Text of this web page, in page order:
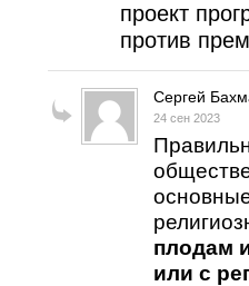
проект
против
Сергей
24 сен 2023
плодам
или с